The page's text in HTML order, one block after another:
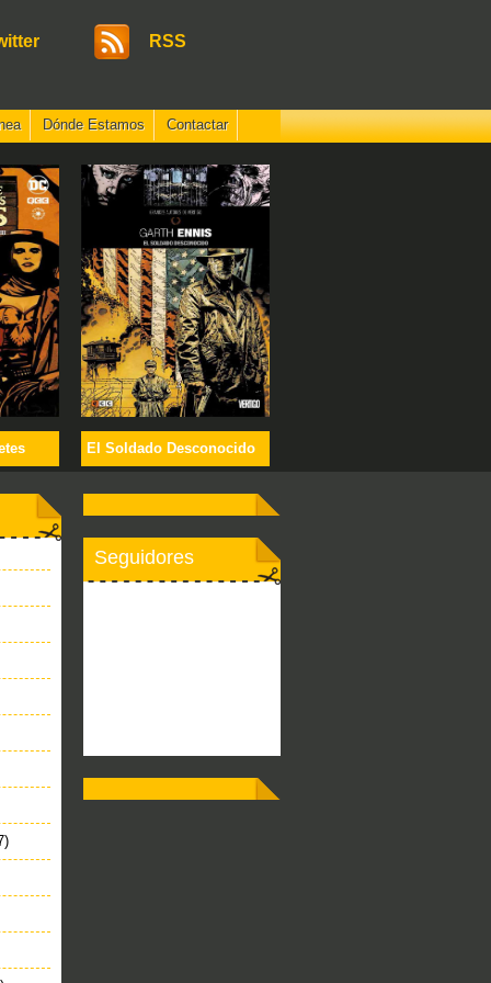
RSS
Dónde Estamos Contactar
El Soldado Desconocido
Seguidores